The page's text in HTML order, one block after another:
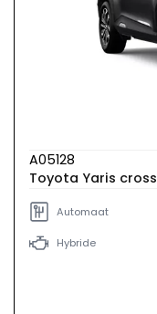
A05128
Toyota Yaris cross
Automaat
Hybride